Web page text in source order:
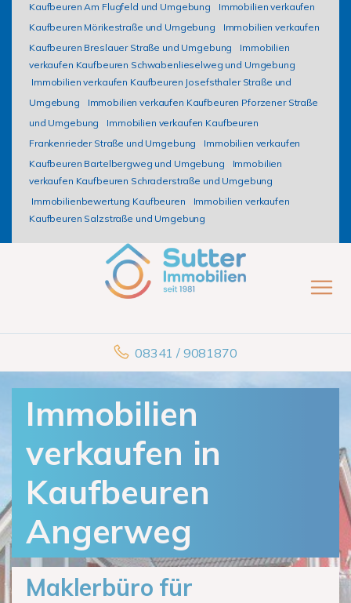
Kaufbeuren Am Flugfeld und Umgebung
Immobilien verkaufen
Kaufbeuren Mörikestraße und Umgebung
Immobilien verkaufen
Kaufbeuren Breslauer Straße und Umgebung
Immobilien
verkaufen Kaufbeuren Schwabenlieselweg und Umgebung
Immobilien verkaufen Kaufbeuren Josefsthaler Straße und
Umgebung
Immobilien verkaufen Kaufbeuren Pforzener Straße
und Umgebung
Immobilien verkaufen Kaufbeuren
Frankenrieder Straße und Umgebung
Immobilien verkaufen
Kaufbeuren Bartelbergweg und Umgebung
Immobilien
verkaufen Kaufbeuren Schraderstraße und Umgebung
Immobilienbewertung Kaufbeuren
Immobilien verkaufen
Kaufbeuren Salzstraße und Umgebung
08341 / 9081870
Immobilien
verkaufen in
Kaufbeuren
Angerweg
Maklerbüro für